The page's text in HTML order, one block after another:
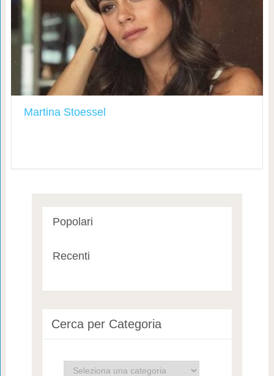
Martina Stoessel
Popolari
Recenti
Cerca per Categoria
Cerca